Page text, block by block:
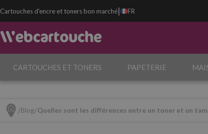
Cartouches d'encre et toners bon marché| FR
CARTOUCHES ET TONERS PAPETERIE
Blog Quelles sont les différences entre un toner et un